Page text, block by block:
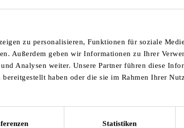
zu personalisieren, Funktionen für soziale
Außerdem geben wir Informationen zu Ihrer
Analysen weiter. Unsere Partner führen diese
haben oder die sie im Rahmen Ihrer
Statistiken